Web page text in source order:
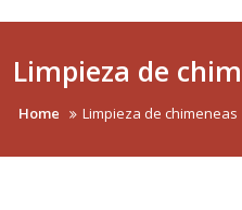
Limpieza de
Home Limpieza de chimeneas